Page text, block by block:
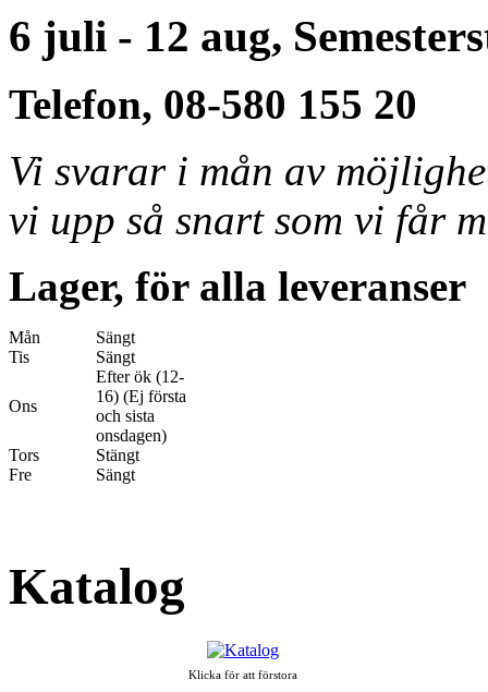
6 juli - 12 aug,
Telefon, 08-580 155 20
Vi svarar i mån av
vi upp så snart som vi får
Lager, för alla leveranser
Mån
Sängt
Tis
Sängt
Ons
Efter ök (12-
16) (Ej första
och sista
onsdagen)
Tors
Stängt
Fre
Sängt
Katalog
Klicka för att förstora